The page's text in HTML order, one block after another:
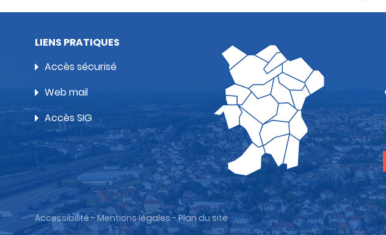
LIENS PRATIQUES
Accès sécurisé
Web mail
Accès SIG
Accessibilité-Mentions légales-Plan du site